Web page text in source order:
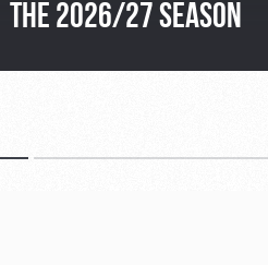
THE 2026/27 SEASON